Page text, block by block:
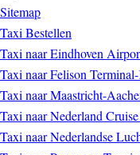
Sitemap
Taxi Bestellen
Taxi naar Eindhoven
Taxi naar Felison
Taxi naar Maastricht-
Taxi naar Nederland
Taxi naar Nederlandse